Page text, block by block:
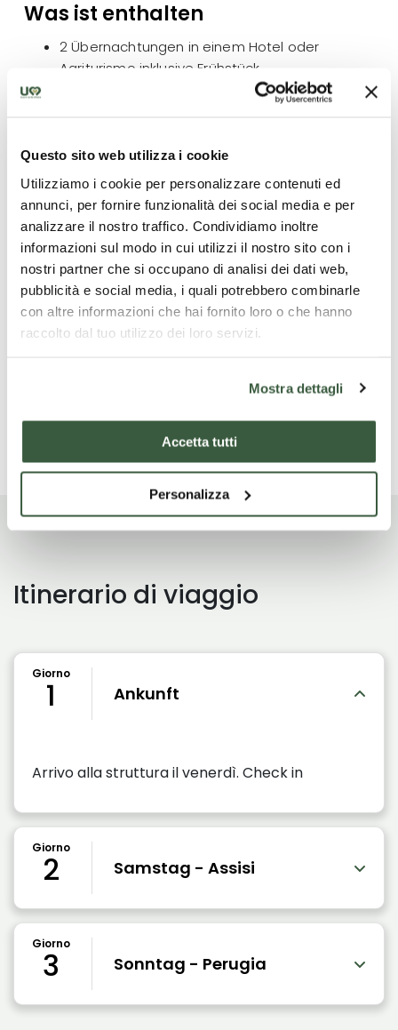
Questo sito web utilizza i cookie
Utilizziamo i cookie per personalizzare contenuti ed
annunci, per fornire funzionalità dei social media e per
analizzare il nostro traffico. Condividiamo inoltre
informazioni sul modo in cui utilizzi il nostro sito con i
nostri partner che si occupano di analisi dei dati web,
pubblicità e social media, i quali potrebbero combinarle
con altre informazioni che hai fornito loro o che hanno
raccolto dal tuo utilizzo dei loro servizi.
Mostra dettagli
Accetta tutti
Personalizza
Was ist enthalten
2 Übernachtungen in einem Hotel oder
Agriturismo inklusive Frühstück
geführte Gruppenbesichtigung (max. 10
geführte Gruppenreise (max. 10 Personen) mit
einem von der Region Umbrien lizenzierten
örtlichen Fremdenführer
Was ist nicht enthalten
Kurtaxe, Transport oder Autovermietung, Eintritt in die
Basilica di San Francesco, Mahlzeiten außer Frühstück,
Itinerario di viaggio
Giorno
1 Ankunft
Arrivo alla struttura il venerdì. Check in
Giorno
2 Samstag - Assisi
Giorno
3 Sonntag - Perugia